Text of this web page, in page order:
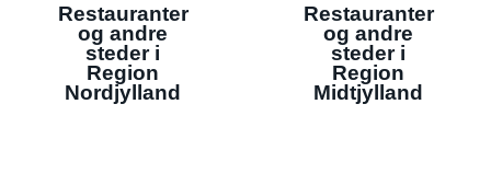
Restauranter
og andre
steder i
Region
Nordjylland
Restauranter
og andre
steder i
Region
Midtjylland